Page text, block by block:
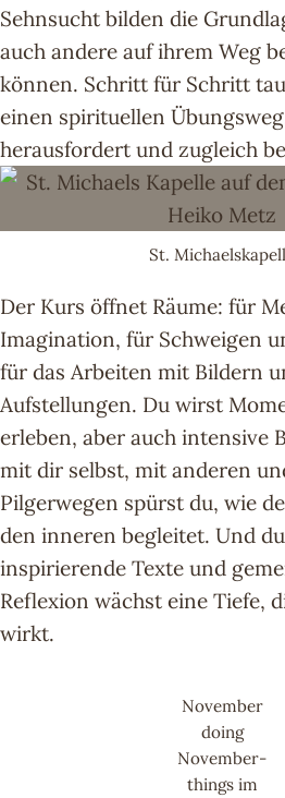
Sehnsucht bilden die
auch andere auf ihrem Weg
können. Schritt für Schritt
einen spirituellen
herausfordert und zugleich
St.
Der Kurs öffnet Räume: für
Imagination, für Schweigen
für das Arbeiten mit Bildern
Aufstellungen. Du wirst
erleben, aber auch intensive
mit dir selbst, mit anderen
Pilgerwegen spürst du, wie
den inneren begleitet. Und
inspirierende Texte und
Reflexion wächst eine Tiefe,
wirkt.
November
doing
November-
things im